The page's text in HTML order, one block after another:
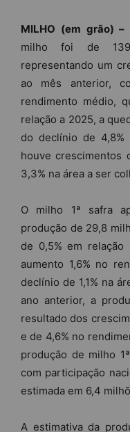
MILHO (em grão) –
milho foi de
representando um
ao mês anterior,
rendimento médio,
relação a 2025, a
do declínio de
houve crescimentos
3,3% na área a ser
O milho 1ª safra
produção de 29,8
de 0,5% em
aumento 1,6% no
declínio de 1,1% na
ano anterior, a
resultado dos
e de 4,6% no
produção de milho
com participação
estimada em 6,4
A estimativa da